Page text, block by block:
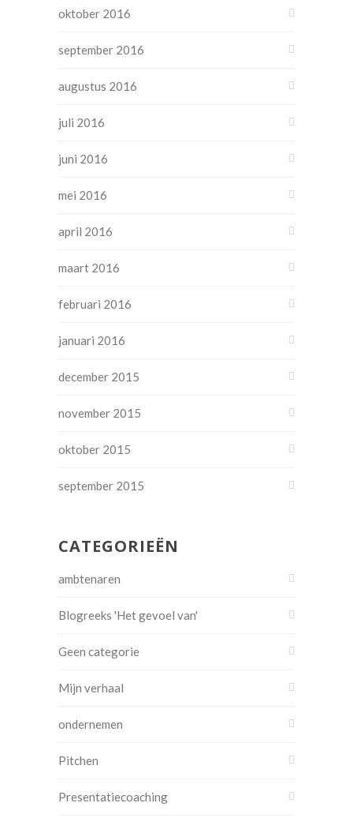
oktober 2016
september 2016
augustus 2016
juli 2016
juni 2016
mei 2016
april 2016
maart 2016
februari 2016
januari 2016
december 2015
november 2015
oktober 2015
september 2015
CATEGORIEËN
ambtenaren
Blogreeks 'Het gevoel van'
Geen categorie
Mijn verhaal
ondernemen
Pitchen
Presentatiecoaching